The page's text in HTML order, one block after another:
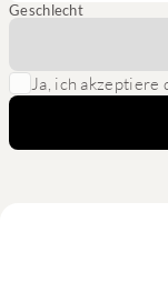
Geschlecht
Ja, ich akzeptiere